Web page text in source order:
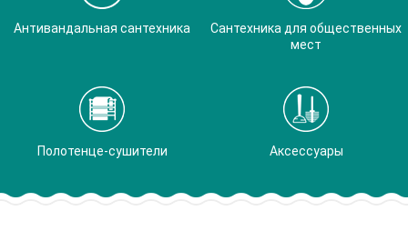
Антивандальная сантехника
Сантехника для общественных
мест
Полотенце-сушители Аксессуары